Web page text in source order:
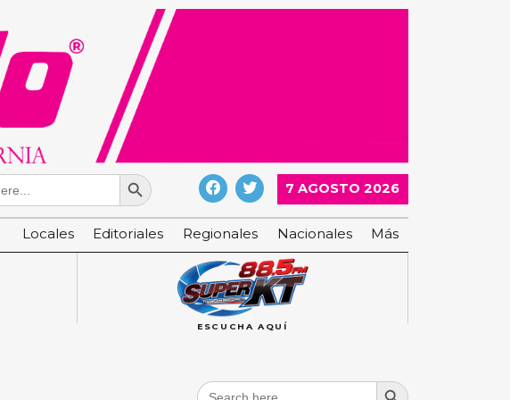
Search Button
7 AGOSTO 2026
Locales Editoriales Regionales Nacionales Más
ESCUCHA AQUÍ
Search
Search Button